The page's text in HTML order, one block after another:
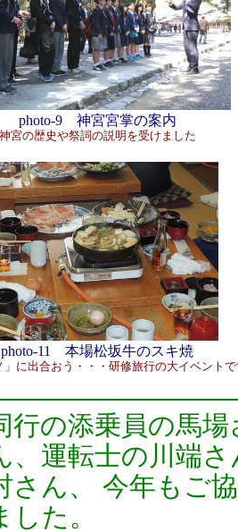
photo-9 神宮宮掌の案内
神宮の歴史や祭詞の説明を受けました
photo-11 本場松坂牛のスキ焼
」に出合おう・・・研修旅行の大イベント
行の添乗員の馬
、運転士の川端
さん、 今年もご
した。